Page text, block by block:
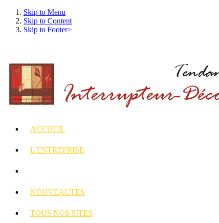
Skip to Menu
Skip to Content
Skip to Footer>
ACCUEIL
L'ENTREPRISE
NOUVEAUTES
TOUS NOS SITES